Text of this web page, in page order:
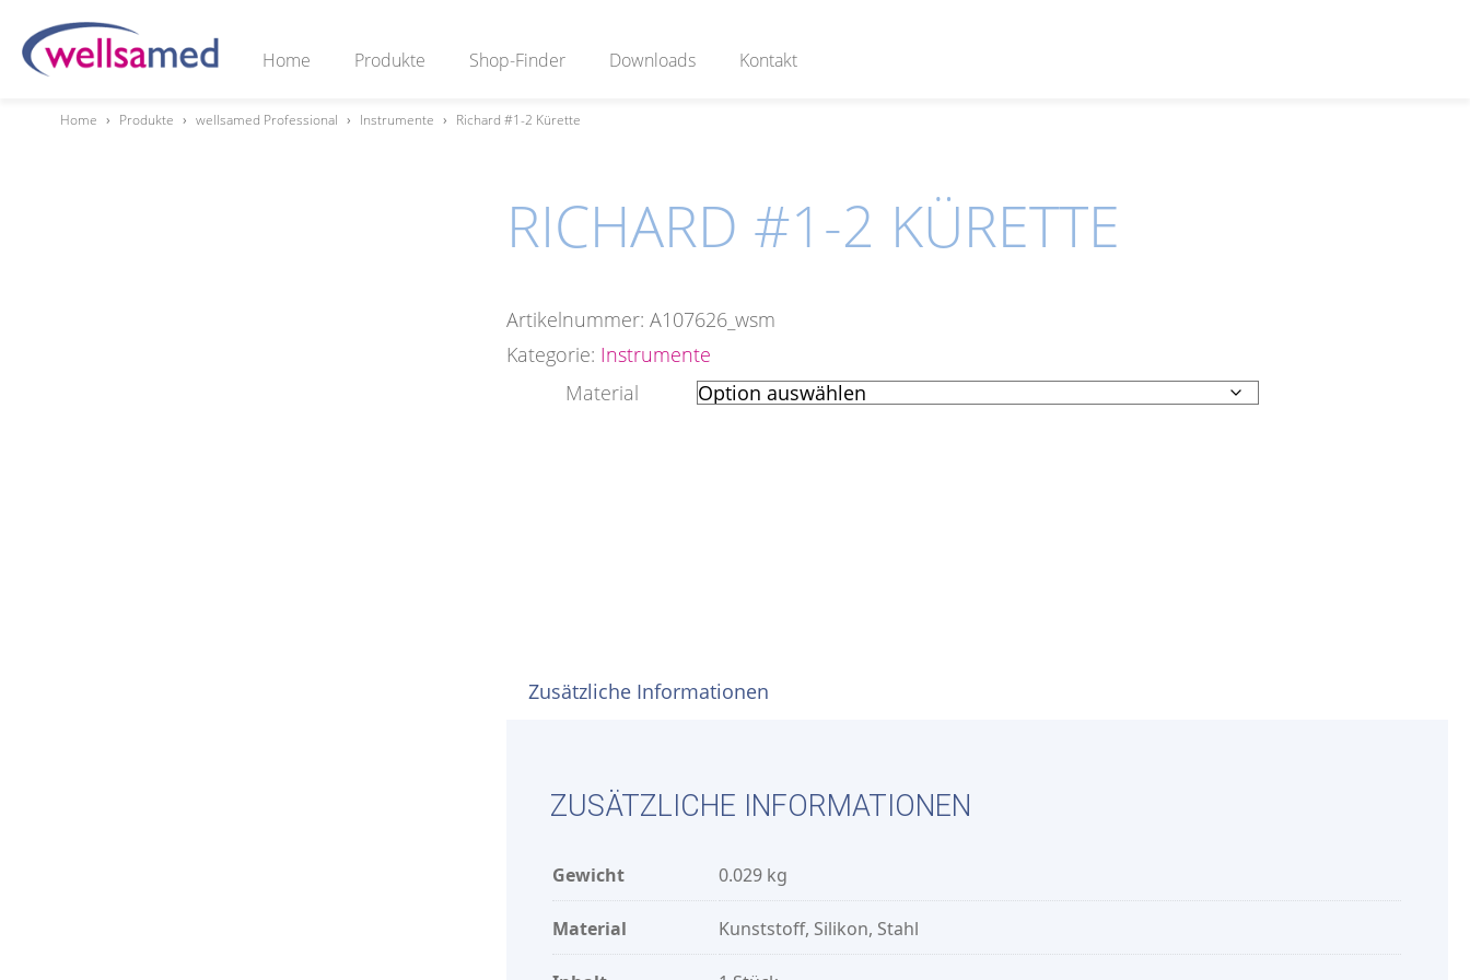
Home Produkte Shop-Finder Downloads Kontakt
Home › Produkte › wellsamed Professional › Instrumente › Richard #1-2 Kürette
RICHARD #1-2 KÜRETTE
Artikelnummer:A107626_wsm
Kategorie: Instrumente
Material
Zusätzliche Informationen
ZUSÄTZLICHE INFORMATIONEN
Gewicht 0.029 kg
Material Kunststoff, Silikon, Stahl